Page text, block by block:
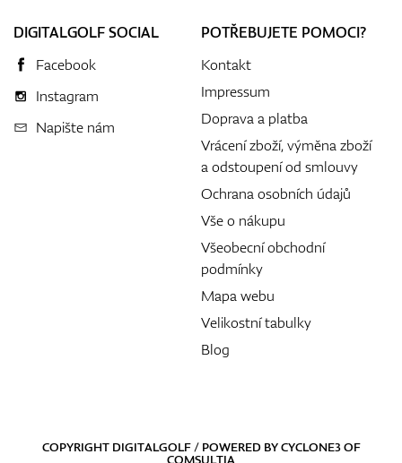
DIGITALGOLF SOCIAL
Facebook
Instagram
Napište nám
POTŘEBUJETE POMOCI?
Kontakt
Impressum
Doprava a platba
Vrácení zboží, výměna zboží
a odstoupení od smlouvy
Ochrana osobních údajů
Vše o nákupu
Všeobecní obchodní
podmínky
Mapa webu
Velikostní tabulky
Blog
COPYRIGHT DIGITALGOLF / POWERED BYCYCLONE3OF
COMSULTIA